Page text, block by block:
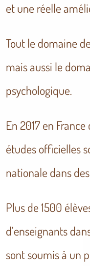
et une réelle
Tout le domaine
mais aussi le
psychologique.
En 2017 en
études officielles
nationale dans
Plus de 1500
d’enseignants
sont soumis à un